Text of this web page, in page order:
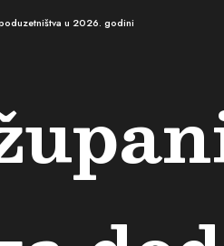
u 2026. godini